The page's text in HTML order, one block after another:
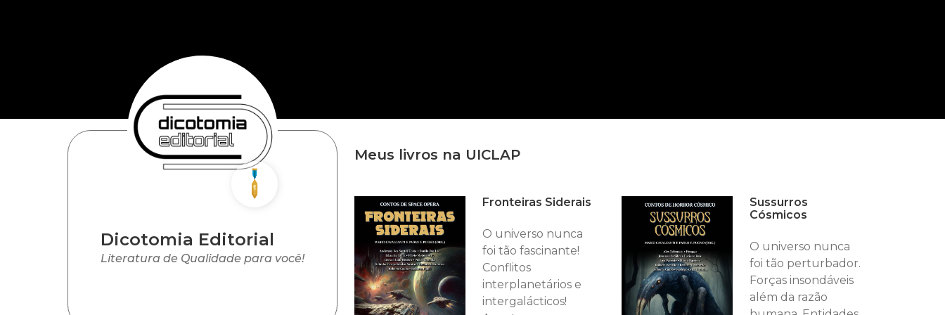
Dicotomia Editorial
Literatura de Qualidade para você!
Meus livros na UICLAP
Fronteiras Siderais
O universo nunca
foi tão fascinante!
Conflitos
interplanetários e
intergalácticos!
Sussurros
Cósmicos
O universo nunca
foi tão perturbador.
Forças insondáveis
além da razão